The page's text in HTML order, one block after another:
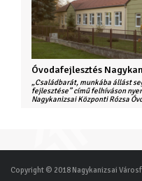
Óvodafejlesztés
„Családbarát, munkába állást
fejlesztése” című felhíváson
Nagykanizsai Központi Rózsa
Copyright © 2018 Nagykanizsai